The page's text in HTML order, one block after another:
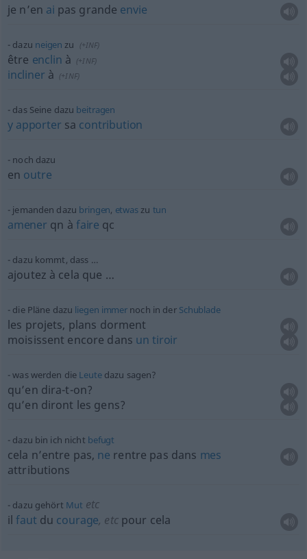
je n’en ai pas grande envie
dazu neigen zu (+INF)
être enclin à (+INF)
incliner à (+INF)
das Seine dazu beitragen
y apporter sa contribution
noch dazu
en outre
jemanden dazu bringen, etwaszu tun
amener qn à faire qc
dazu kommt, dass …
ajoutez à cela que …
die Pläne dazu liegen immer noch in der Schublade
les projets, plans dorment
moisissent encore dans un tiroir
was werden die Leutedazu sagen?
qu’en dira-t-on?
qu’en diront les gens?
dazu bin ich nicht befugt
cela n’entre pas, ne rentre pas dans mes
attributions
dazu gehört Mut etc
ilfaut du courage, etcpour cela